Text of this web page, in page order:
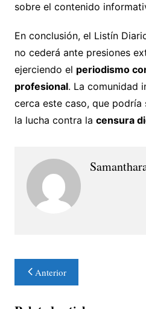
sobre el contenido
En conclusión, el Listín
no cederá ante presiones
ejerciendo el periodismo
profesional. La comunidad
cerca este caso, que podría
la lucha contra la censura
Navegación
de
entradas
Anterior